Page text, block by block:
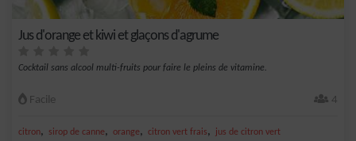
Jus d'orange et kiwi et glaçons d'agrume
Cocktail sans alcool multi-fruits pour faire le pleins de vitamine.
Facile 4
citron, sirop de canne, orange, citron vert frais, jus de citron vert